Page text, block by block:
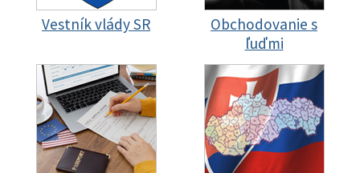
Vestník vlády SR
Obchodovanie s
ľuďmi